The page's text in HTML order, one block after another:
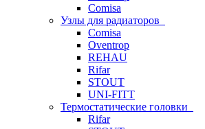
Comisa
Узлы для радиаторов
Comisa
Oventrop
REHAU
Rifar
STOUT
UNI-FITT
Термостатические головки
Rifar